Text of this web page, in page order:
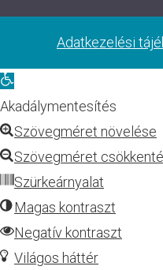
Adatkezelési
Eszköztár
megnyitása
Akadálymentesítés
Szövegméret növelése
Szövegméret
Szürkeárnyalat
Magas kontraszt
Negatív kontraszt
Világos háttér